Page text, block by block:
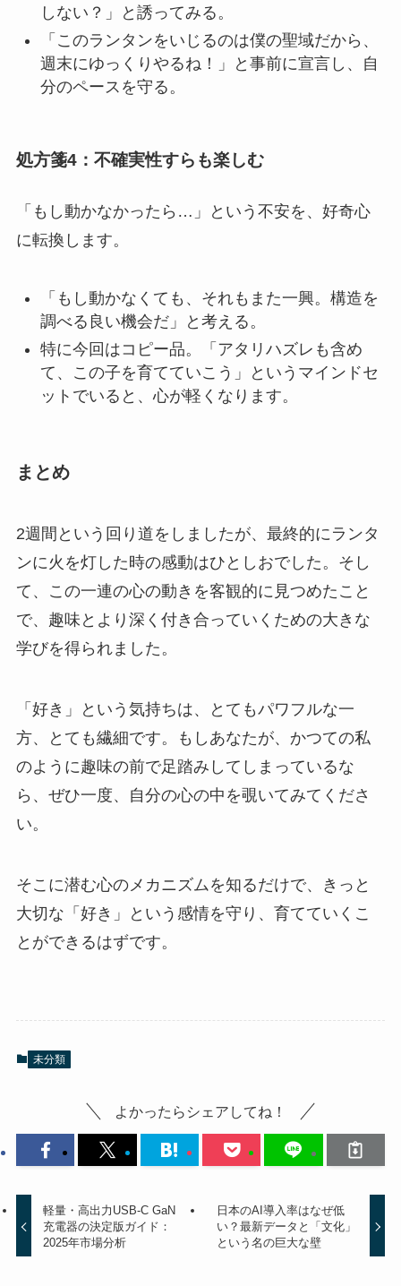
しない？」と誘ってみる。
「このランタンをいじるのは僕の聖域だから、
週末にゆっくりやるね！」と事前に宣言し、自
分のペースを守る。
処方箋4：不確実性すらも楽しむ
「もし動かなかったら…」という不安を、好奇心
に転換します。
「もし動かなくても、それもまた一興。構造を
調べる良い機会だ」と考える。
特に今回はコピー品。「アタリハズレも含め
て、この子を育てていこう」というマインドセ
ットでいると、心が軽くなります。
まとめ
2週間という回り道をしましたが、最終的にランタ
ンに火を灯した時の感動はひとしおでした。そし
て、この一連の心の動きを客観的に見つめたこと
で、趣味とより深く付き合っていくための大きな
学びを得られました。
「好き」という気持ちは、とてもパワフルな一
方、とても繊細です。もしあなたが、かつての私
のように趣味の前で足踏みしてしまっているな
ら、ぜひ一度、自分の心の中を覗いてみてくださ
い。
そこに潜む心のメカニズムを知るだけで、きっと
大切な「好き」という感情を守り、育てていくこ
とができるはずです。
未分類
よかったらシェアしてね！
軽量・高出力USB-C GaN
充電器の決定版ガイド：
2025年市場分析
日本のAI導入率はなぜ低
い？最新データと「文化」
という名の巨大な壁